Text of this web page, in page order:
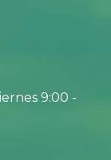
9:00 -